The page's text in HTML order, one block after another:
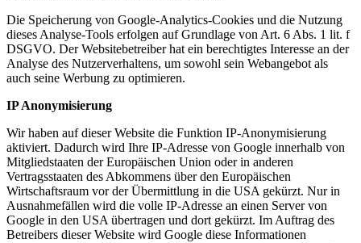
Die Speicherung von Google-Analytics-Cookies und die Nutzung
dieses Analyse-Tools erfolgen auf Grundlage von Art. 6 Abs. 1 lit. f
DSGVO. Der Websitebetreiber hat ein berechtigtes Interesse an der
Analyse des Nutzerverhaltens, um sowohl sein Webangebot als
auch seine Werbung zu optimieren.
IP Anonymisierung
Wir haben auf dieser Website die Funktion IP-Anonymisierung
aktiviert. Dadurch wird Ihre IP-Adresse von Google innerhalb von
Mitgliedstaaten der Europäischen Union oder in anderen
Vertragsstaaten des Abkommens über den Europäischen
Wirtschaftsraum vor der Übermittlung in die USA gekürzt. Nur in
Ausnahmefällen wird die volle IP-Adresse an einen Server von
Google in den USA übertragen und dort gekürzt. Im Auftrag des
Betreibers dieser Website wird Google diese Informationen